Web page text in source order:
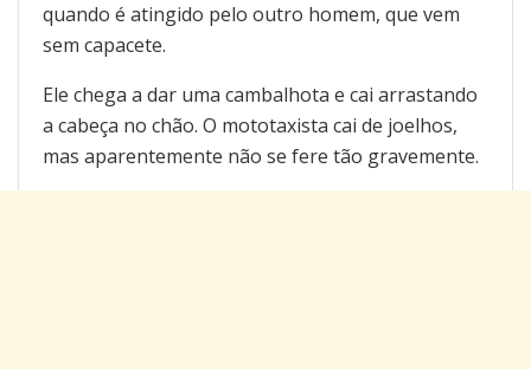
quando é atingido pelo outro homem, que vem
sem capacete.
Ele chega a dar uma cambalhota e cai arrastando
a cabeça no chão. O mototaxista cai de joelhos,
mas aparentemente não se fere tão gravemente.